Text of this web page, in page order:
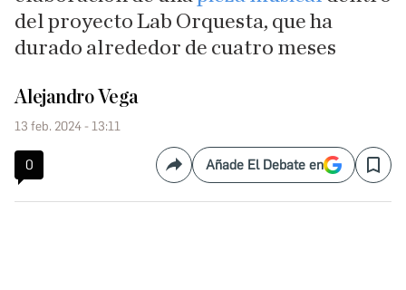
del proyecto Lab Orquesta, que ha
durado alrededor de cuatro meses
Alejandro Vega
13 feb. 2024 - 13:11
0 CompartirAñade El Debate en Save